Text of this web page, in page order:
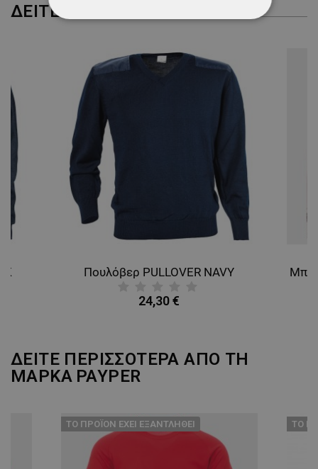
ΔΕΊΤΕ ΠΕΡΙΣΣΌΤΕΡΑ
Πουλόβερ PULLOVER NAVY
24,30 €
ΔΕΙΤΕ ΠΕΡΙΣΣΟΤΕΡΑ ΑΠΟ ΤΗ
ΜΑΡΚΑ PAYPER
ТΟ ΠΡΟΪΌΝ ΈΧΕΙ ΕΞΑΝΤΛΗΘΕΊ ТΟ
ΑΠΟΛΎΤΩΣ ΑΠΑΡΑΊΤΗΤΑ
ΑΠΌΔΟΣΗΣ ΣΤΌΧΕΥΣΗΣ
ΜΗ ΤΑΞΙΝΟΜΗΜΈΝΑ